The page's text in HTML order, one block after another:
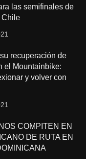
las semifinales de
Chile
recuperación de
el Mountainbike:
y volver con
COMPITEN EN
DE RUTA EN